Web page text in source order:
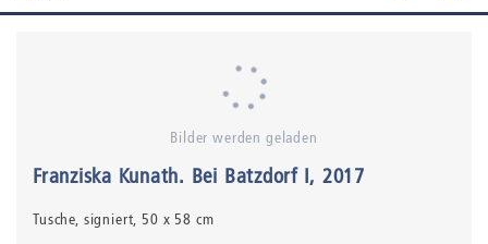
Bilder werden geladen
Franziska Kunath. Bei Batzdorf I, 2017
Tusche, signiert, 50 x 58 cm